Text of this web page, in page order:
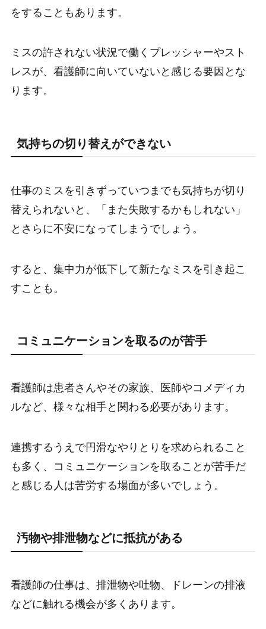
をすることもあります。
ミスの許されない状況で働くプレッシャーやスト
レスが、看護師に向いていないと感じる要因とな
ります。
気持ちの切り替えができない
仕事のミスを引きずっていつまでも気持ちが切り
替えられないと、「また失敗するかもしれない」
とさらに不安になってしまうでしょう。
すると、集中力が低下して新たなミスを引き起こ
すことも。
コミュニケーションを取るのが苦手
看護師は患者さんやその家族、医師やコメディカ
ルなど、様々な相手と関わる必要があります。
連携するうえで円滑なやりとりを求められること
も多く、コミュニケーションを取ることが苦手だ
と感じる人は苦労する場面が多いでしょう。
汚物や排泄物などに抵抗がある
看護師の仕事は、排泄物や吐物、ドレーンの排液
などに触れる機会が多くあります。